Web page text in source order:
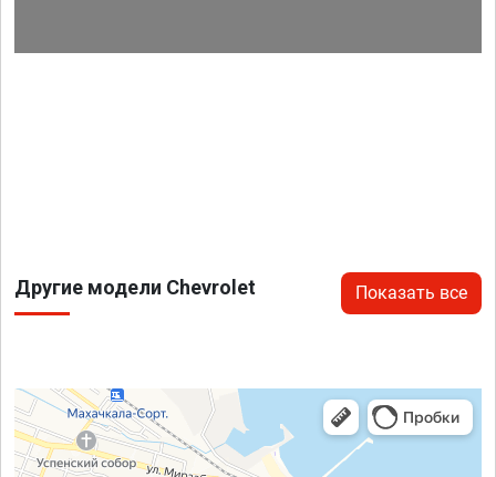
Другие модели Chevrolet Показать все